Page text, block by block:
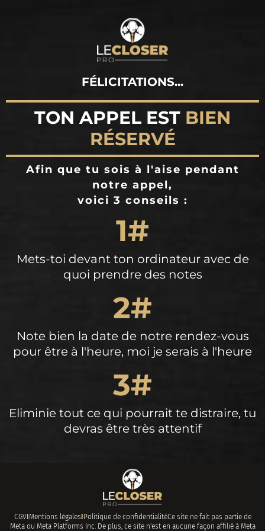
FÉLICITATIONS...
TON APPEL EST BIEN
RÉSERVÉ
Afin que tu sois à l'aise pendant
notre appel,
voici 3 conseils :
1#
Mets-toi devant ton ordinateur avec de
quoi prendre des notes
2#
Note bien la date de notre rendez-vous
pour être à l'heure, moi je serais à l'heure
3#
Eliminie tout ce qui pourrait te distraire, tu
devras être très attentif
CGVI Mentions légales Politique de confidentialitéCe site ne fait pas partie de
Meta ou Meta Platforms Inc. De plus, ce site n'est en aucune façon affilié à Meta